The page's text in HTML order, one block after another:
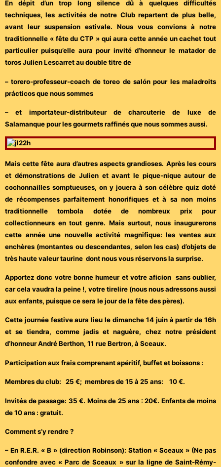
En dépit d’un trop long silence dû à quelques difficultés
techniques, les activités de notre Club repartent de plus belle,
avant leur suspension estivale. Nous vous convions à notre
traditionnelle « fête du CTP » qui aura cette année un cachet tout
particulier puisqu’elle aura pour invité d’honneur le matador de
toros Julien Lescarret au double titre de
– torero-professeur-coach de toreo de salón pour les maladroits
prácticos que nous sommes
– et importateur-distributeur de charcuterie de luxe de
Salamanque pour les gourmets raffinés que nous sommes aussi.
Mais cette fête aura d’autres aspects grandioses. Après les cours
et démonstrations de Julien et avant le pique-nique autour de
cochonnailles somptueuses, on y jouera à son célèbre quiz doté
de récompenses parfaitement honorifiques et à sa non moins
traditionnelle tombola dotée de nombreux prix pour
collectionneurs en tout genre. Mais surtout, nous inaugurerons
cette année une nouvelle activité magnifique: les ventes aux
enchères (montantes ou descendantes, selon les cas) d’objets de
très haute valeur taurine dont nous vous réservons la surprise.
Apportez donc votre bonne humeur et votre aficion sans oublier,
car cela vaudra la peine !, votre tirelire (nous nous adressons aussi
aux enfants, puisque ce sera le jour de la fête des pères).
Cette journée festive aura lieu le dimanche 14 juin à partir de 16h
et se tiendra, comme jadis et naguère, chez notre président
d’honneur André Berthon, 11 rue Bertron, à Sceaux.
Participation aux frais comprenant apéritif, buffet et boissons :
Membres du club: 25 €; membres de 15 à 25 ans: 10 €.
Invités de passage: 35 €. Moins de 25 ans : 20€. Enfants de moins
de 10 ans : gratuit.
Comment s’y rendre ?
– En R.E.R. « B » (direction Robinson): Station « Sceaux » (Ne pas
confondre avec « Parc de Sceaux » sur la ligne de Saint-Rémy-